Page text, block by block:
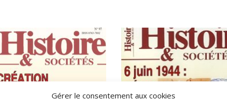
Gérer le consentement aux cookies